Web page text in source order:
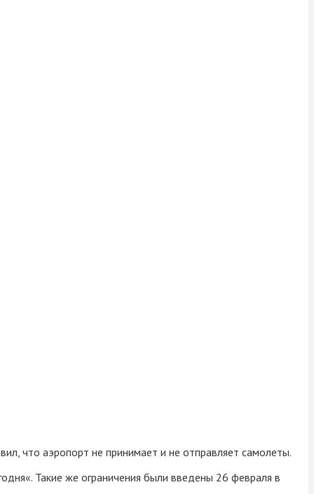
что аэропорт не принимает и не отправляет самолеты.
Такие же ограничения были введены 26 февраля в